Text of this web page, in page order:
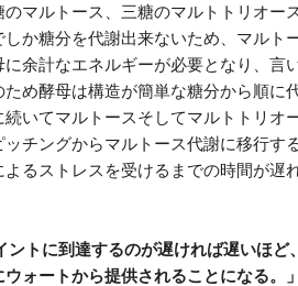
マルトース、三糖のマルトトリオー
か糖分を代謝出来ないため、マルト
余計なエネルギーが必要となり、言
め酵母は構造が簡単な糖分から順に
いてマルトースそしてマルトトリオ
チングからマルトース代謝に移行す
るストレスを受けるまでの時間が遅
トに到達するのが遅ければ遅いほど
ォートから提供されることになる。」